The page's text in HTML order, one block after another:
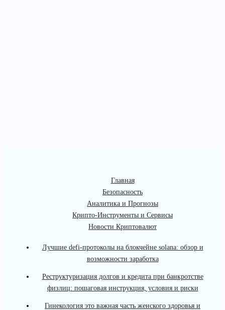
Главная
Безопасность
Аналитика и Прогнозы
Крипто-Инструменты и Сервисы
Новости Криптовалют
Лучшие defi-протоколы на блокчейне solana: обзор и
возможности заработка
Реструктуризация долгов и кредита при банкротстве
физлиц: пошаговая инструкция, условия и риски
Гинекология это важная часть женского здоровья и